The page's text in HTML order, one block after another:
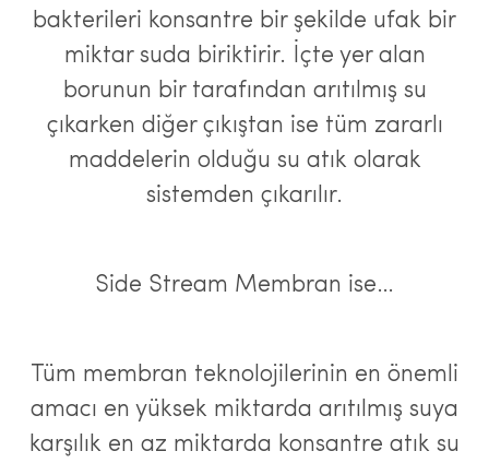
bakterileri konsantre bir şekilde ufak bir
miktar suda biriktirir. İçte yer alan
borunun bir tarafından arıtılmış su
çıkarken diğer çıkıştan ise tüm zararlı
maddelerin olduğu su atık olarak
sistemden çıkarılır.
Side Stream Membran ise…
Tüm membran teknolojilerinin en önemli
amacı en yüksek miktarda arıtılmış suya
karşılık en az miktarda konsantre atık su